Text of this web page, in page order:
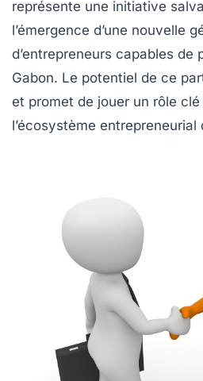
représente une initiative
l’émergence d’une nouvelle
d’entrepreneurs capables de
Gabon. Le potentiel de ce
et promet de jouer un rôle clé
l’écosystème entrepreneurial